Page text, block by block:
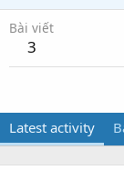
Bài viết
3
Latest activity